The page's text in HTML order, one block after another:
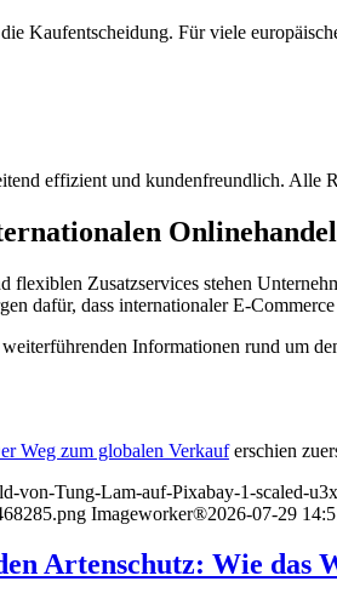
Kaufentscheidung. Für viele
effizient und kundenfreundlich. Alle
Onlinehandel
flexiblen Zusatzservices stehen
dafür, dass internationaler
Informationen rund um
Weg zum globalen Verkauferschien
von-Tung-Lam-auf-Pixabay-1-scaled-
Imageworker®2026-07-29
Artenschutz: Wie das